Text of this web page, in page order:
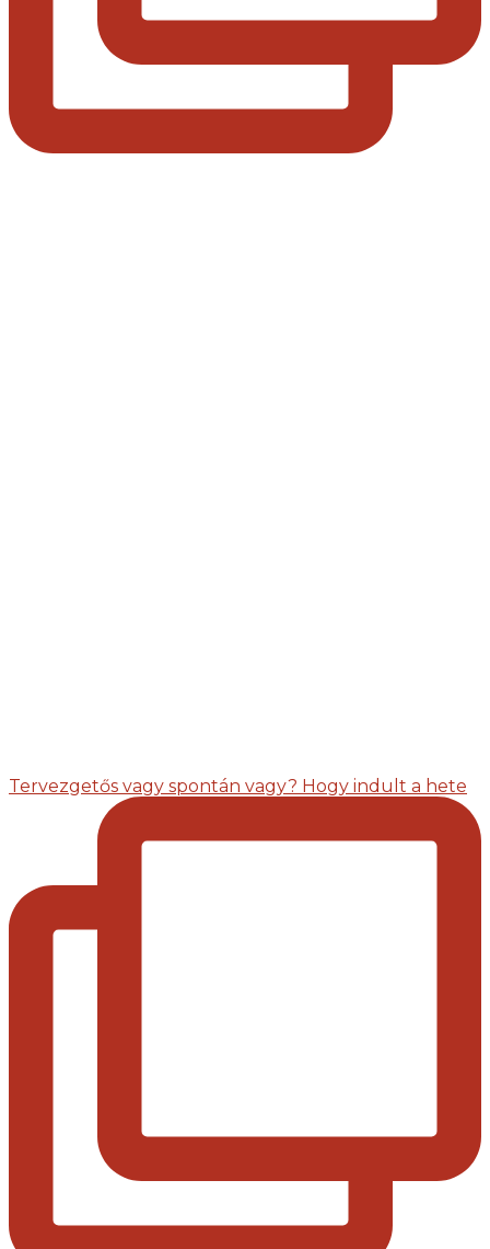
Tervezgetős vagy spontán vagy? Hogy indult a hete